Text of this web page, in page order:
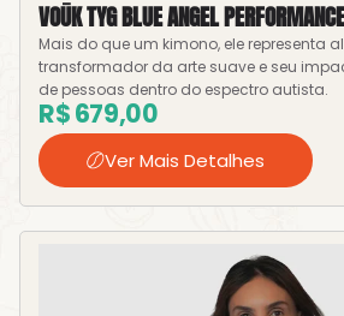
VOŪK TYG BLUE ANGEL
Mais do que um kimono, ele representa
transformador da arte suave e seu
de pessoas dentro do espectro autista.
R$679,00
Ver Mais Detalhes